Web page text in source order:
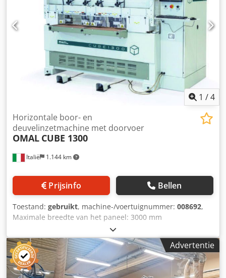
1 /4
Italië 1.144 km
Horizontale boor- en
deuvelinzetmachine met doorvoer
OMAL CUBE 1300
Prijsinfo Bellen
Toestand: gebruikt, machine-/voertuignummer: 008692,
Maximale breedte van het paneel: 3000 mm
Dsdpfxeznkqme Aftewa Maximale lengte van het paneel:
1300 mm Aantal modules: 1 Aantal injectoren: 1
Positionering via CNC-besturing: ja
Advertentie